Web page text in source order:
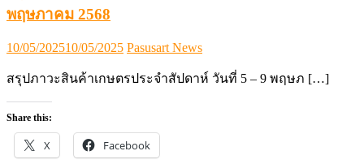
พฤษภาคม 2568
Posted
10/05/202510/05/2025 Author
Pasusart News
สรุปภาวะสินค้าเกษตรประจำสัปดาห์ วันที่ 5 – 9 พฤษภ […]
Share this:
X Facebook